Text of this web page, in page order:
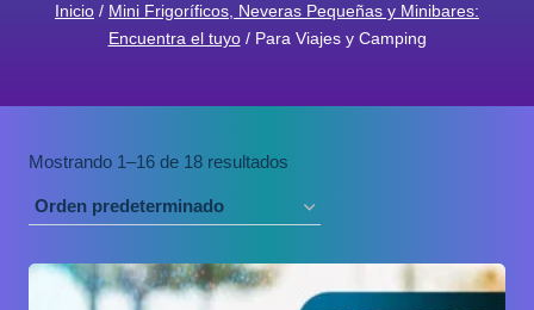
Inicio / Mini Frigoríficos, Neveras Pequeñas y Minibares:
Encuentra el tuyo / Para Viajes y Camping
Mostrando 1–16 de 18 resultados